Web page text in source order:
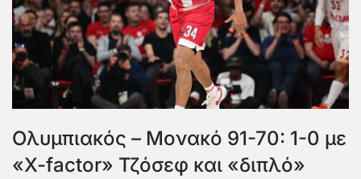
Ολυμπιακός – Μονακό 91-70: 1-0 με
«X-factor» Τζόσεφ και «διπλό»